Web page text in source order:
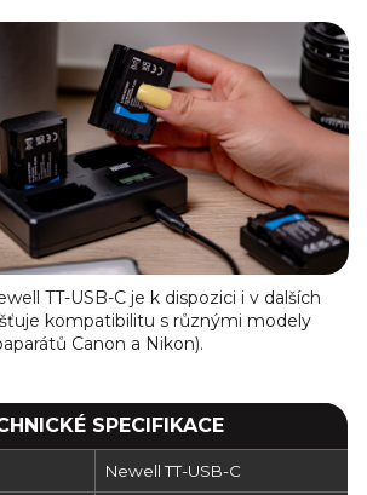
TT-USB-C je k dispozici i v dalších
kompatibilitu s různými modely
Canon a Nikon).
SPECIFIKACE
Newell TT-USB-C